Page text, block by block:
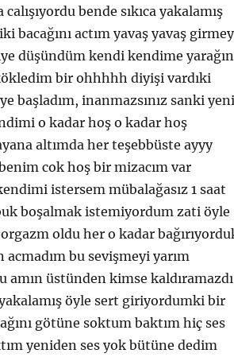
bende sıkıca yakalamış
actım yavaş yavaş
düşündüm kendi kendime yarağın
bir ohhhhh diyişi vardıki
başladım, inanmazsınız sanki yeni
o kadar hoş o kadar hoş
altımda her teşebbüste ayyy
cok hoş bir mizacım var
istersem mübalağasız 1 saat
boşalmak istemiyordum zati öyle
oldu her o kadar
acmadım bu sevişmeyi yarım
üstünden kimse kaldıramazdı
öyle sert giriyordumki bir
götüne soktum baktım hiç ses
yeniden ses yok bütüne dedim